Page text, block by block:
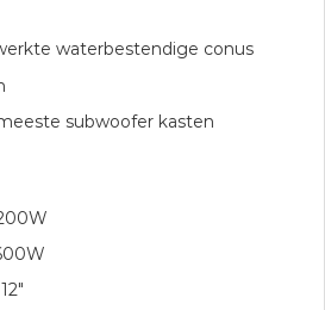
waterbestendige conus
subwoofer kasten